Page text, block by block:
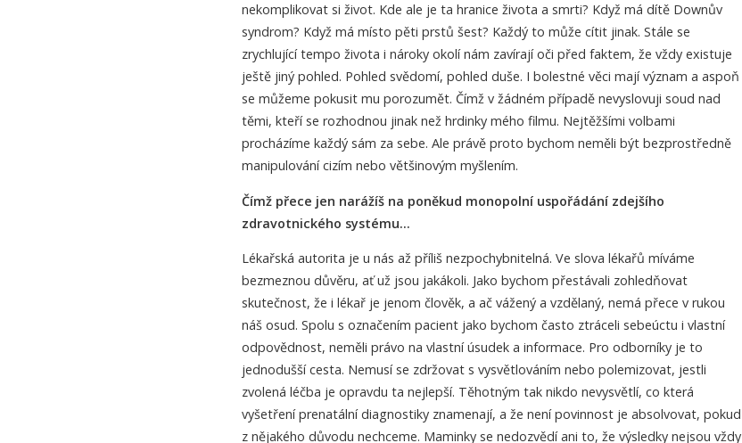
nekomplikovat si život. Kde ale je ta hranice života a smrti? Když má dítě Downův
syndrom? Když má místo pěti prstů šest? Každý to může cítit jinak. Stále se
zrychlující tempo života i nároky okolí nám zavírají oči před faktem, že vždy existuje
ještě jiný pohled. Pohled svědomí, pohled duše. I bolestné věci mají význam a aspoň
se můžeme pokusit mu porozumět. Čímž v žádném případě nevyslovuji soud nad
těmi, kteří se rozhodnou jinak než hrdinky mého filmu. Nejtěžšími volbami
procházíme každý sám za sebe. Ale právě proto bychom neměli být bezprostředně
manipulování cizím nebo většinovým myšlením.
Čímž přece jen narážíš na poněkud monopolní uspořádání zdejšího
zdravotnického systému…
Lékařská autorita je u nás až příliš nezpochybnitelná. Ve slova lékařů míváme
bezmeznou důvěru, ať už jsou jakákoli. Jako bychom přestávali zohledňovat
skutečnost, že i lékař je jenom člověk, a ač vážený a vzdělaný, nemá přece v rukou
náš osud. Spolu s označením pacient jako bychom často ztráceli sebeúctu i vlastní
odpovědnost, neměli právo na vlastní úsudek a informace. Pro odborníky je to
jednodušší cesta. Nemusí se zdržovat s vysvětlováním nebo polemizovat, jestli
zvolená léčba je opravdu ta nejlepší. Těhotným tak nikdo nevysvětlí, co která
vyšetření prenatální diagnostiky znamenají, a že není povinnost je absolvovat, pokud
z nějakého důvodu nechceme. Maminky se nedozvědí ani to, že výsledky nejsou vždy